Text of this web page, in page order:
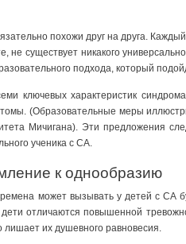
похожи друг на друга.
не существует никакого
подхода, который
ключевых характеристик
(Образовательные меры
Мичигана). Эти предложения
ученика с СА.
к однообразию
может вызывать у детей с СА
отличаются повышенной
лишает их душевного равновесия.